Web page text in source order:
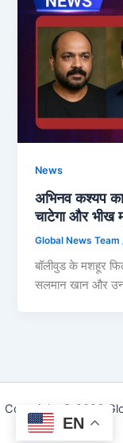
News
अभिनव कश्यप
चाटेगा और भीख
Global News Team
बॉलीवुड के मशहूर
सलमान खान और
Copyright © 2026
EN